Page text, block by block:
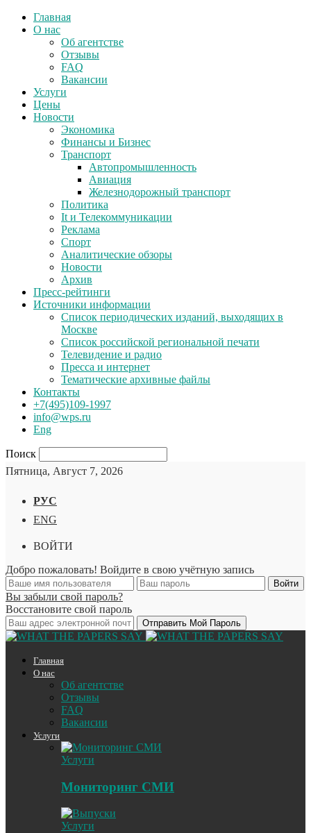
Главная
О нас
Об агентстве
Отзывы
FAQ
Вакансии
Услуги
Цены
Новости
Экономика
Финансы и Бизнес
Транспорт
Автопромышленность
Авиация
Железнодорожный транспорт
Политика
It и Телекоммуникации
Реклама
Спорт
Аналитические обзоры
Новости
Архив
Пресс-рейтинги
Источники информации
Список периодических изданий, выходящих в
Москве
Список российской региональной печати
Телевидение и радио
Пресса и интернет
Тематические архивные файлы
Контакты
+7(495)109-1997
info@wps.ru
Eng
Поиск
Пятница, Август 7, 2026
РУС
ENG
ВОЙТИ
Добро пожаловать! Войдите в свою учётную запись
Вы забыли свой пароль?
Восстановите свой пароль
Главная
О нас
Об агентстве
Отзывы
FAQ
Вакансии
Услуги
Услуги
Мониторинг СМИ
Услуги